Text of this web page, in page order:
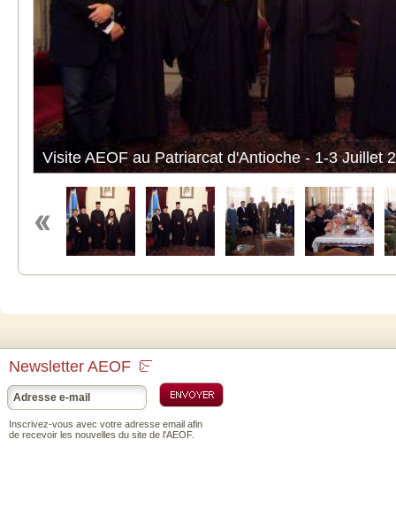
Visite AEOF au Patriarcat d'Antioche - 1-3 Juillet
Newsletter AEOF
Inscrivez-vous avec votre adresse email afin
de recevoir les nouvelles du site de l'AEOF.